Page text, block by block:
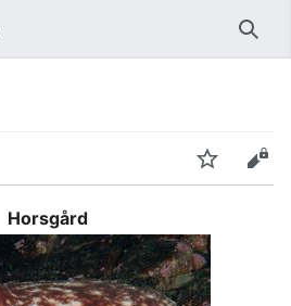
Søk
Overvåk Rediger
Horsgård